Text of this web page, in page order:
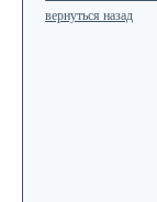
вернуться назад